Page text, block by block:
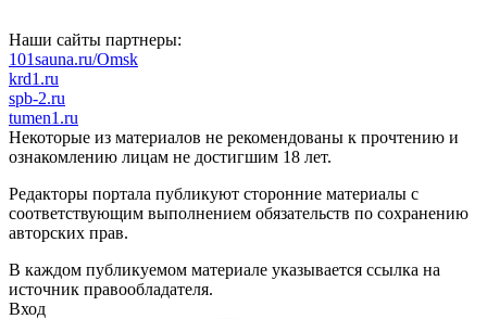
Наши сайты партнеры:
101sauna.ru/Omsk
krd1.ru
spb-2.ru
tumen1.ru
Некоторые из материалов не рекомендованы к прочтению и
ознакомлению лицам не достигшим 18 лет.
Редакторы портала публикуют сторонние материалы с
соответствующим выполнением обязательств по сохранению
авторских прав.
В каждом публикуемом материале указывается ссылка на
источник правообладателя.
Вход